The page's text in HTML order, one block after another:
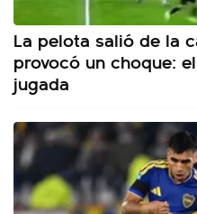
La pelota salió de la
provocó un choque:
jugada